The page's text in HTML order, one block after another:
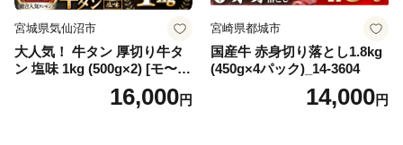
宮城県気仙沼市
大人気！ 牛タン 厚切り牛タ
ン 塩味 1kg (500g×2) [モ〜ラ
ンド 宮城県 気仙沼市 205646
60] 肉 牛肉 精肉 牛たん 牛タ
16,000円
宮崎県都城市
国産牛 赤身切り落とし1.8kg
(450g×4パック)_14-3604
14,000円